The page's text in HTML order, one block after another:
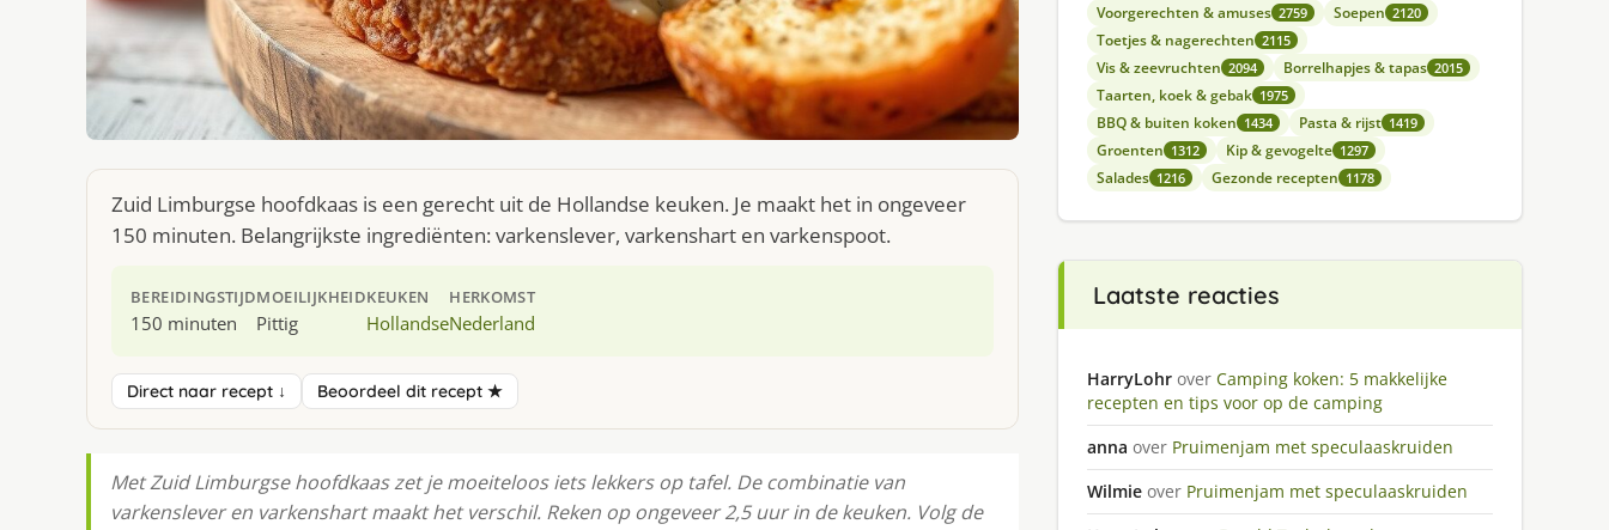
Zuid Limburgse hoofdkaas is een gerecht uit de Hollandse keuken. Je maakt het in ongeveer
150 minuten. Belangrijkste ingrediënten: varkenslever, varkenshart en varkenspoot.
BEREIDINGSTIJD
150 minuten
MOEILIJKHEID
Pittig
KEUKEN
Hollandse
HERKOMST
Nederland
Direct naar recept ↓ Beoordeel dit recept ★
Met Zuid Limburgse hoofdkaas zet je moeiteloos iets lekkers op tafel. De combinatie van
varkenslever en varkenshart maakt het verschil. Reken op ongeveer 2,5 uur in de keuken. Volg de
Voorgerechten & amuses 2759 Soepen 2120
Toetjes & nagerechten 2115
Vis & zeevruchten 2094 Borrelhapjes & tapas 2015
Taarten, koek & gebak 1975
BBQ & buiten koken 1434 Pasta & rijst 1419
Groenten 1312 Kip & gevogelte 1297
Salades 1216 Gezonde recepten 1178
Laatste reacties
HarryLohr over Camping koken: 5 makkelijke
recepten en tips voor op de camping
anna over Pruimenjam met speculaaskruiden
Wilmie over Pruimenjam met speculaaskruiden